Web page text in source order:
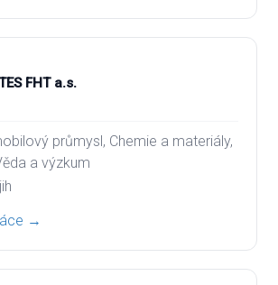
FHT a.s.
průmysl, Chemie a materiály,
a výzkum
→